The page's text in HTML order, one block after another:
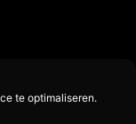
te optimaliseren.